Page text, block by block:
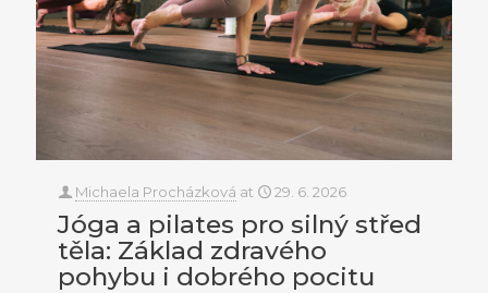
Michaela Procházková at 29. 6. 2026
Jóga a pilates pro silný střed
těla: Základ zdravého
pohybu i dobrého pocitu